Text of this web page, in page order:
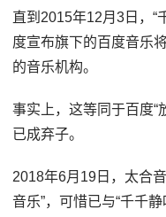
直到2015年12月3日，
度宣布旗下的百度音乐
的音乐机构。
事实上，这等同于百度“
已成弃子。
2018年6月19日，太合
音乐”，可惜已与“千千